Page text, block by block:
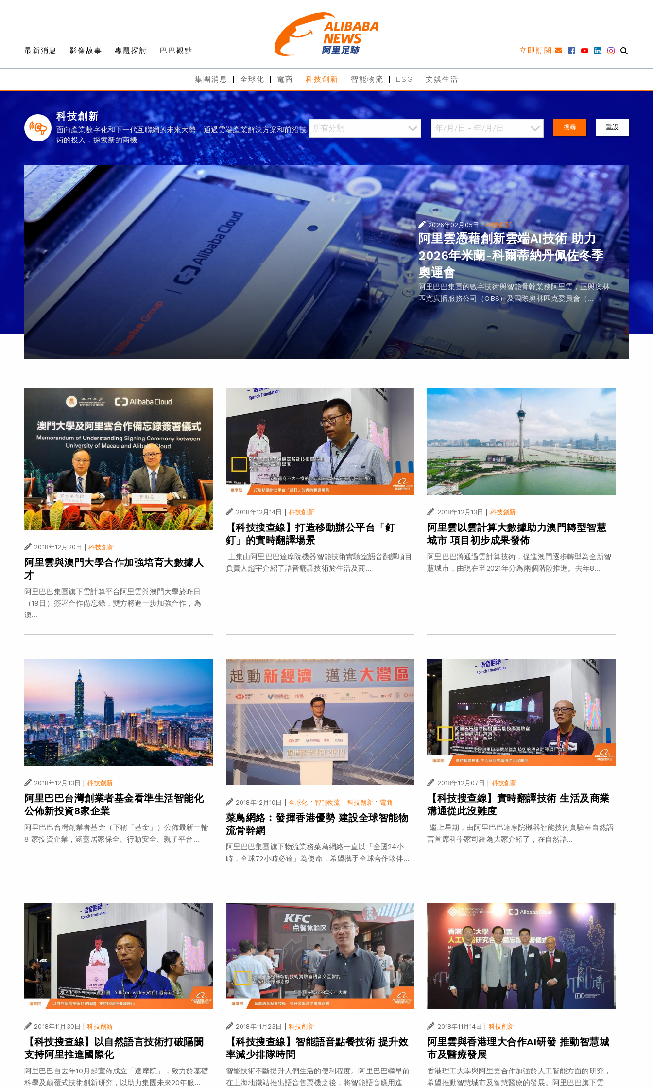
最新消息 影像故事 專題探討 巴巴觀點 立即訂閱
集團消息 全球化 電商 科技創新 智能物流 ESG 文娛生活
科技創新
面向產業數字化和下一代互聯網的未來大勢，通過雲端產業解決方案和前沿技
術的投入，探索新的商機
搜尋 重設
2026年02月05日 |科技創新
阿里雲憑藉創新雲端AI技術 助力
2026年米蘭-科爾蒂納丹佩佐冬季
奧運會
阿里巴巴集團的數字技術與智能骨幹業務阿里雲，正與奧林
匹克廣播服務公司（OBS）及國際奧林匹克委員會（...
2018年12月20日 科技創新
阿里雲與澳門大學合作加強培育大數據人
才
阿里巴巴集團旗下雲計算平台阿里雲與澳門大學於昨日
（19日）簽署合作備忘錄，雙方將進一步加強合作，為
澳...
2018年12月14日 | 科技創新
【科技搜查線】打造移動辦公平台「釘
釘」的實時翻譯場景
上集由阿里巴巴達摩院機器智能技術實驗室語音翻譯項目
負責人趙宇介紹了語音翻譯技術於生活及商...
2018年12月13日 | 科技創新
阿里雲以雲計算大數據助力澳門轉型智慧
城市 項目初步成果發佈
阿里巴巴將通過雲計算技術，促進澳門逐步轉型為全新智
慧城市，由現在至2021年分為兩個階段推進。去年8...
2018年12月13日 | 科技創新
阿里巴巴台灣創業者基金看準生活智能化
公佈新投資8家企業
阿里巴巴台灣創業者基金（下稱「基金」）公佈最新一輪
8 家投資企業，涵蓋居家保全、行動安全、親子平台...
2018年12月10日 全球化 · 智能物流 ·科技創新· 電商
菜鳥網絡︰發揮香港優勢 建設全球智能物
流骨幹網
阿里巴巴集團旗下物流業務菜鳥網絡一直以「全國24小
時，全球72小時必達」為使命，希望攜手全球合作夥伴...
2018年12月07日 | 科技創新
【科技搜查線】實時翻譯技術 生活及商業
溝通從此沒難度
繼上星期，由阿里巴巴達摩院機器智能技術實驗室自然語
言首席科學家司羅為大家介紹了，在自然語...
2018年11月30日 | 科技創新
【科技搜查線】以自然語言技術打破隔閡
支持阿里推進國際化
阿里巴巴自去年10月起宣佈成立「達摩院」，致力於基礎
科學及顛覆式技術創新研究，以助力集團未來20年服...
2018年11月23日 | 科技創新
【科技搜查線】智能語音點餐技術 提升效
率減少排隊時間
智能技術不斷提升人們生活的便利程度。阿里巴巴繼早前
在上海地鐵站推出語音售票機之後，將智能語音應用進
2018年11月14日 | 科技創新
阿里雲與香港理大合作AI研發 推動智慧城
市及醫療發展
香港理工大學與阿里雲合作加強於人工智能方面的研究，
希望推動智慧城市及智慧醫療的發展。阿里巴巴旗下雲